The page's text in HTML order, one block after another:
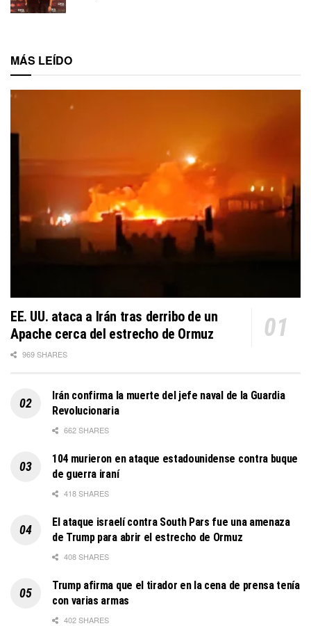
MÁS LEÍDO
EE. UU. ataca a Irán tras derribo de un
Apache cerca del estrecho de Ormuz
969 SHARES
Irán confirma la muerte del jefe naval de la Guardia
Revolucionaria
662 SHARES
104 murieron en ataque estadounidense contra buque
de guerra iraní
418 SHARES
El ataque israelí contra South Pars fue una amenaza
de Trump para abrir el estrecho de Ormuz
408 SHARES
Trump afirma que el tirador en la cena de prensa tenía
con varias armas
402 SHARES